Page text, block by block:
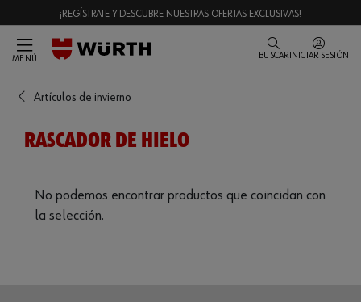
¡REGÍSTRATE Y DESCUBRE NUESTRAS OFERTAS EXCLUSIVAS!
MENÚ BUSCAR INICIAR SESIÓN
Artículos de invierno
RASCADOR DE HIELO
No podemos encontrar productos que coincidan con
la selección.